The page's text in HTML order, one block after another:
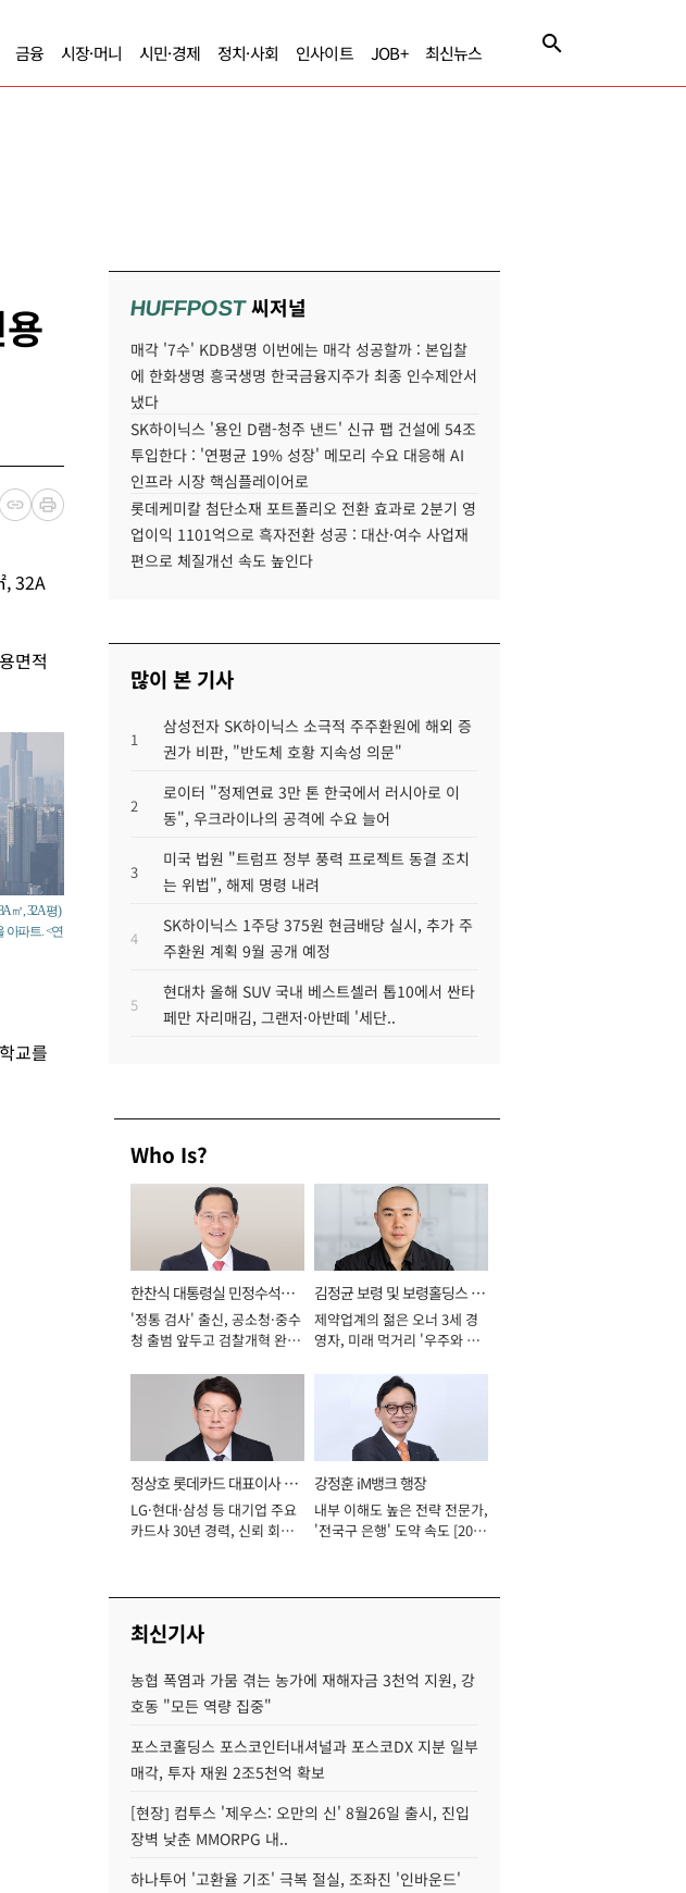
금융 시장·머니 시민·경제 정치·사회 인사이트 JOB+ 최신뉴스
, 32A
면적
㎡, 32A평)
아파트. <연
교를
HUFFPOST씨저널
매각 '7수' KDB생명 이번에는 매각 성공할까 : 본입찰
에 한화생명 흥국생명 한국금융지주가 최종 인수제안서
냈다
SK하이닉스 '용인 D램-청주 낸드' 신규 팹 건설에 54조
투입한다 : '연평균 19% 성장' 메모리 수요 대응해 AI
인프라 시장 핵심플레이어로
롯데케미칼 첨단소재 포트폴리오 전환 효과로 2분기 영
업이익 1101억으로 흑자전환 성공 : 대산·여수 사업재
편으로 체질개선 속도 높인다
많이 본 기사
1
삼성전자 SK하이닉스 소극적 주주환원에 해외 증
권가 비판, "반도체 호황 지속성 의문"
2
로이터 "정제연료 3만 톤 한국에서 러시아로 이
동", 우크라이나의 공격에 수요 늘어
3
미국 법원 "트럼프 정부 풍력 프로젝트 동결 조치
는 위법", 해제 명령 내려
4
SK하이닉스 1주당 375원 현금배당 실시, 추가 주
주환원 계획 9월 공개 예정
5
현대차 올해 SUV 국내 베스트셀러 톱10에서 싼타
페만 자리매김, 그랜저·아반떼 '세단..
Who Is?
한찬식 대통령실 민정수석비
서관
'정통 검사' 출신, 공소청·중수
청 출범 앞두고 검찰개혁 완수
김정균 보령 및 보령홀딩스 대
표이사 사장
제약업계의 젊은 오너 3세 경
영자, 미래 먹거리 '우주와 헬
정상호 롯데카드 대표이사 사
장
LG·현대·삼성 등 대기업 주요
카드사 30년 경력, 신뢰 회복
강정훈 iM뱅크 행장
내부 이해도 높은 전략 전문가,
'전국구 은행' 도약 속도 [2026
최신기사
농협 폭염과 가뭄 겪는 농가에 재해자금 3천억 지원, 강
호동 "모든 역량 집중"
포스코홀딩스 포스코인터내셔널과 포스코DX 지분 일부
매각, 투자 재원 2조5천억 확보
[현장] 컴투스 '제우스: 오만의 신' 8월26일 출시, 진입
장벽 낮춘 MMORPG 내..
하나투어 '고환율 기조' 극복 절실, 조좌진 '인바운드'